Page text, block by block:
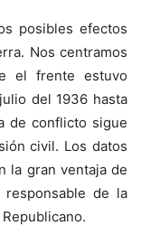
posibles efectos
Nos centramos
el frente estuvo
del 1936 hasta
de conflicto sigue
civil. Los datos
la gran ventaja de
de la